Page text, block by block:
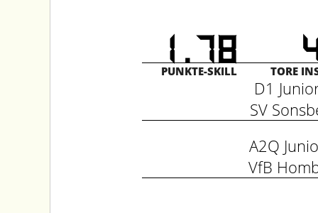
1
PUNKTE-SKILL
.78 TORE
D1
SV
A2Q
VfB